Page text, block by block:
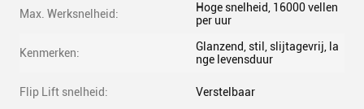
Max. Werksnelheid:
Hoge snelheid, 16000 vellen
per uur
Kenmerken:
Glanzend, stil, slijtagevrij, la
nge levensduur
Flip Lift snelheid: Verstelbaar